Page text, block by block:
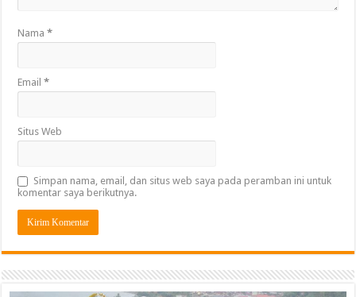
Nama*
Email*
Situs Web
Simpan nama, email, dan situs web saya pada peramban ini untuk
komentar saya berikutnya.